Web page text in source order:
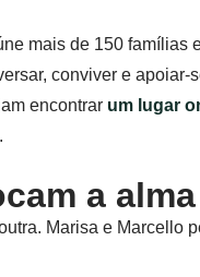
mais de 150 famílias
conviver e apoiar-
encontrar um lugar
.
a alma
Marisa e Marcello